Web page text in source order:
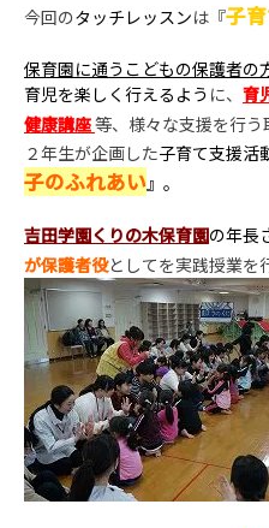
今回のタッチレッスンは『子
保育園に通うこどもの保護者の
育児を楽しく行えるよう に、 育
健康講座等、様々な支援を行う
２年生が企画した子育て支援活
子のふれあい』。
吉田学園くりの木保育園の年長
が保護者役としてを実践授業を